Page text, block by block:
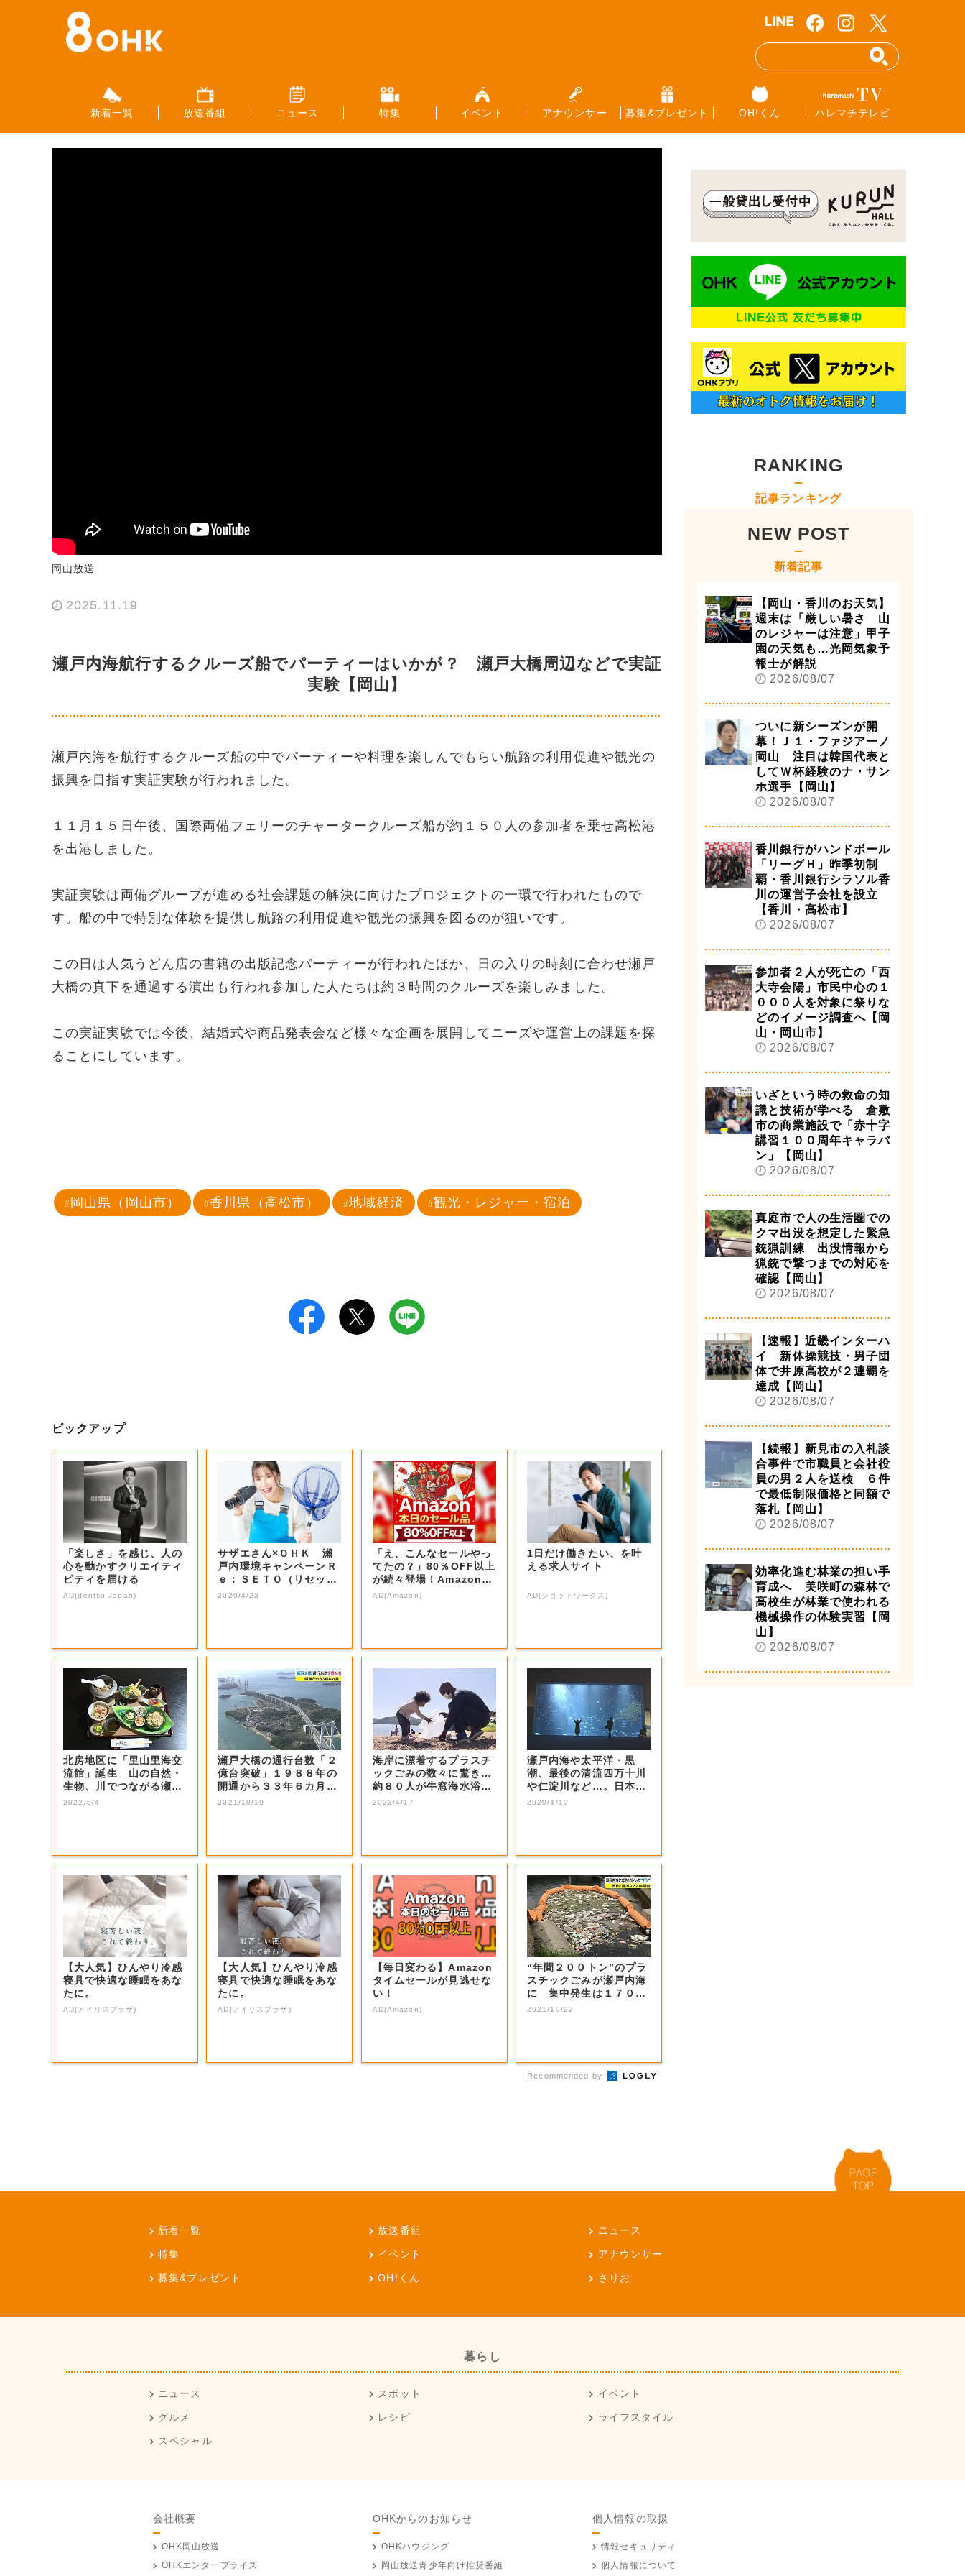
新着一覧 放送番組 ニュース 特集 イベント アナウンサー 募集&プレゼント OH!くん ハレマチテレビ
岡山放送
2025.11.19
瀬戸内海航行するクルーズ船でパーティーはいかが？ 瀬戸大橋周辺などで実証
実験【岡山】
瀬戸内海を航行するクルーズ船の中でパーティーや料理を楽しんでもらい航路の利用促進や観光の
振興を目指す実証実験が行われました。
１１月１５日午後、国際両備フェリーのチャータークルーズ船が約１５０人の参加者を乗せ高松港
を出港しました。
実証実験は両備グループが進める社会課題の解決に向けたプロジェクトの一環で行われたもので
す。船の中で特別な体験を提供し航路の利用促進や観光の振興を図るのが狙いです。
この日は人気うどん店の書籍の出版記念パーティーが行われたほか、日の入りの時刻に合わせ瀬戸
大橋の真下を通過する演出も行われ参加した人たちは約３時間のクルーズを楽しみました。
この実証実験では今後、結婚式や商品発表会など様々な企画を展開してニーズや運営上の課題を探
ることにしています。
岡山県（岡山市） 香川県（高松市） 地域経済 観光・レジャー・宿泊
ピックアップ
「楽しさ」を感じ、人の
心を動かすクリエイティ
ビティを届ける
AD(dentsu Japan)
サザエさん×ＯＨＫ 瀬
戸内環境キャンペーンＲ
ｅ：ＳＥＴＯ（リセッ
ト）【新ＭＣ藤本...
2020/4/23
「え、こんなセールやっ
てたの？」80％OFF以上
が続々登場！Amazonの
本気が...
AD(Amazon)
1日だけ働きたい、を叶
える求人サイト
AD(ショットワークス)
北房地区に「里山里海交
流館」誕生 山の自然・
生物、川でつながる瀬戸
内海の環境の学...
2022/6/4
瀬戸大橋の通行台数「２
億台突破」１９８８年の
開通から３３年６カ月で
実現【岡山・香...
2021/10/19
海岸に漂着するプラスチ
ックごみの数々に驚き…
約８０人が牛窓海水浴場
で清掃活動【岡...
2022/4/17
瀬戸内海や太平洋・黒
潮、最後の清流四万十川
や仁淀川など…。日本屈
指の圧倒的な水景...
2020/4/10
【大人気】ひんやり冷感
寝具で快適な睡眠をあな
たに。
AD(アイリスプラザ)
【大人気】ひんやり冷感
寝具で快適な睡眠をあな
たに。
AD(アイリスプラザ)
【毎日変わる】Amazon
タイムセールが見逃せな
い！
AD(Amazon)
“年間２００トン”のプラ
スチックごみが瀬戸内海
に 集中発生は１７００
カ所に【岡山...
2021/10/22
Recommended by
RANKING
記事ランキング
NEW POST
新着記事
【岡山・香川のお天気】
週末は「厳しい暑さ 山
のレジャーは注意」甲子
園の天気も…光岡気象予
報士が解説
2026/08/07
ついに新シーズンが開
幕！Ｊ１・ファジアーノ
岡山 注目は韓国代表と
してＷ杯経験のナ・サン
ホ選手【岡山】
2026/08/07
香川銀行がハンドボール
「リーグＨ」昨季初制
覇・香川銀行シラソル香
川の運営子会社を設立
【香川・高松市】
2026/08/07
参加者２人が死亡の「西
大寺会陽」市民中心の１
０００人を対象に祭りな
どのイメージ調査へ【岡
山・岡山市】
2026/08/07
いざという時の救命の知
識と技術が学べる 倉敷
市の商業施設で「赤十字
講習１００周年キャラバ
ン」【岡山】
2026/08/07
真庭市で人の生活圏での
クマ出没を想定した緊急
銃猟訓練 出没情報から
猟銃で撃つまでの対応を
確認【岡山】
2026/08/07
【速報】近畿インターハ
イ 新体操競技・男子団
体で井原高校が２連覇を
達成【岡山】
2026/08/07
【続報】新見市の入札談
合事件で市職員と会社役
員の男２人を送検 ６件
で最低制限価格と同額で
落札【岡山】
2026/08/07
効率化進む林業の担い手
育成へ 美咲町の森林で
高校生が林業で使われる
機械操作の体験実習【岡
山】
2026/08/07
新着一覧 放送番組 ニュース
特集 イベント アナウンサー
募集&プレゼント OH!くん さりお
暮らし
ニュース スポット イベント
グルメ レシピ ライフスタイル
スペシャル
会社概要
OHK岡山放送
OHKエンタープライズ
OHKからのお知らせ
OHKハウジング
岡山放送青少年向け推奨番組
個人情報の取扱
情報セキュリティ
個人情報について